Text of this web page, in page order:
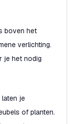
boven het
verlichting.
je het nodig
laten je
of planten.